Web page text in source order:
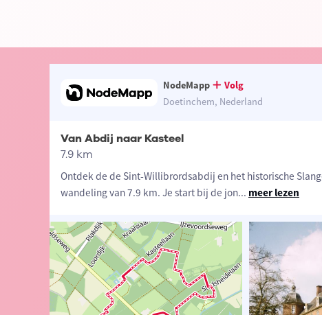
NodeMapp
Volg
Doetinchem, Nederland
Van Abdij naar Kasteel
7.9 km
Ontdek de de Sint-Willibrordsabdij en het historische
wandeling van 7.9 km. Je start bij de jon... meer lezen